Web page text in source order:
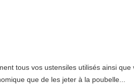
tous vos ustensiles utilisés ainsi que
que de les jeter à la poubelle...